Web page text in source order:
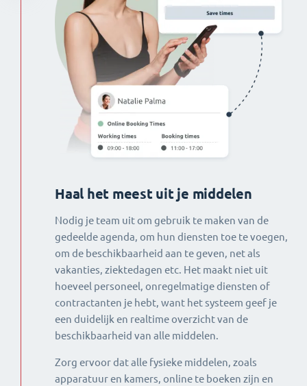
Haal het meest uit je middelen
Nodig je team uit om gebruik te maken van de
gedeelde agenda, om hun diensten toe te voegen,
om de beschikbaarheid aan te geven, net als
vakanties, ziektedagen etc. Het maakt niet uit
hoeveel personeel, onregelmatige diensten of
contractanten je hebt, want het systeem geef je
een duidelijk en realtime overzicht van de
beschikbaarheid van alle middelen.
Zorg ervoor dat alle fysieke middelen, zoals
apparatuur en kamers, online te boeken zijn en